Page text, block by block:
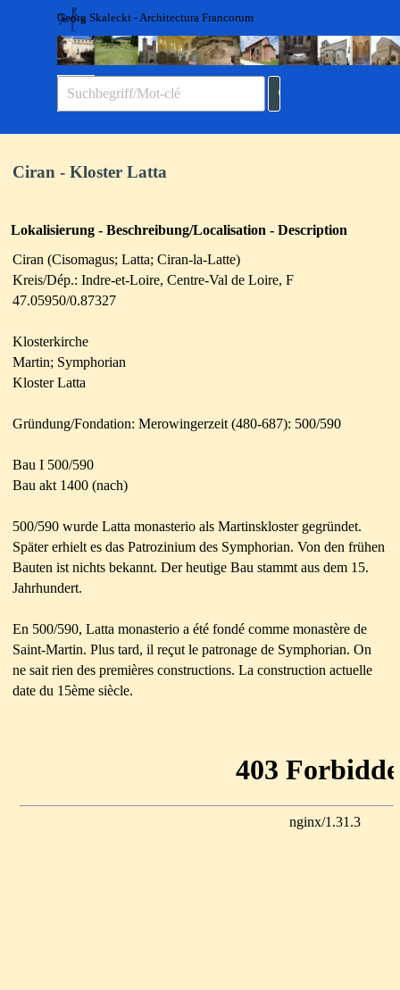
Direkt zum Seiteninhalt
Georg Skalecki - Architectura Francorum
Ciran - Kloster Latta
Lokalisierung - Beschreibung/Localisation - Description
Ciran (Cisomagus; Latta; Ciran-la-Latte)
Kreis/Dép.: Indre-et-Loire, Centre-Val de Loire, F
47.05950/0.87327
Klosterkirche
Martin; Symphorian
Kloster Latta
Gründung/Fondation: Merowingerzeit (480-687): 500/590
Bau I 500/590
Bau akt 1400 (nach)
500/590 wurde Latta monasterio als Martinskloster gegründet.
Später erhielt es das Patrozinium des Symphorian. Von den frühen
Bauten ist nichts bekannt. Der heutige Bau stammt aus dem 15.
Jahrhundert.
En 500/590, Latta monasterio a été fondé comme monastère de
Saint-Martin. Plus tard, il reçut le patronage de Symphorian. On
ne sait rien des premières constructions. La construction actuelle
date du 15ème siècle.